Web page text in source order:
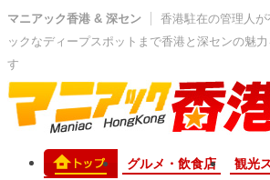
マニアック香港 & 深セン
香港駐在の管理人
ックなディープスポットまで香港と深センの魅
す
グルメ・飲食店
観光